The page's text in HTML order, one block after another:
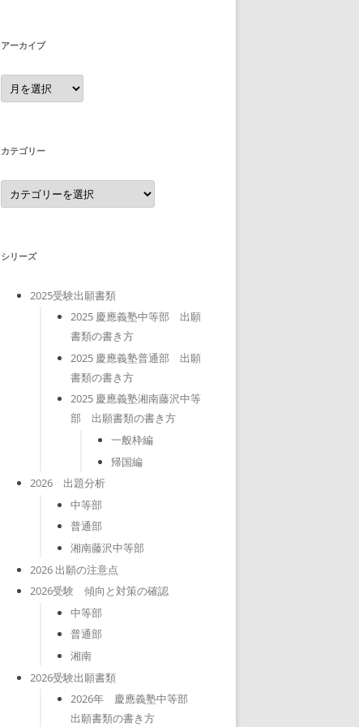
アーカイブ
ア
ー
カ
カテゴリー
カ
テ
ゴ
シリーズ
2025受験出願書類
2025 慶應義塾中等部 出願
書類の書き方
2025 慶應義塾普通部 出願
書類の書き方
2025 慶應義塾湘南藤沢中等
部 出願書類の書き方
一般枠編
帰国編
2026 出題分析
中等部
普通部
湘南藤沢中等部
2026 出願の注意点
2026受験 傾向と対策の確認
中等部
普通部
湘南
2026受験出願書類
2026年 慶應義塾中等部
出願書類の書き方